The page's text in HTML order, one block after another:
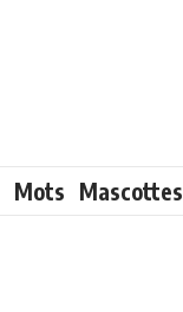
Mots Mascottes